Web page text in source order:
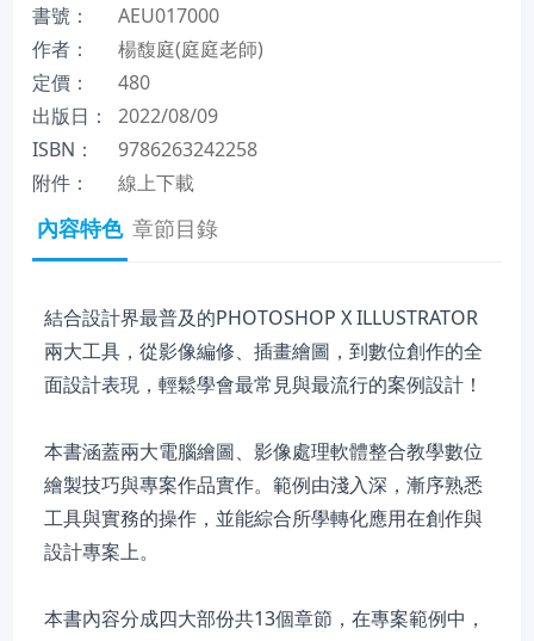
書號：
AEU017000
作者：
楊馥庭(庭庭老師)
定價：
480
出版日：
2022/08/09
ISBN：
9786263242258
附件：
線上下載
內容特色 章節目錄
結合設計界最普及的PHOTOSHOP X ILLUSTRATOR
兩大工具，從影像編修、插畫繪圖，到數位創作的全
面設計表現，輕鬆學會最常見與最流行的案例設計！
本書涵蓋兩大電腦繪圖、影像處理軟體整合教學數位
繪製技巧與專案作品實作。範例由淺入深，漸序熟悉
工具與實務的操作，並能綜合所學轉化應用在創作與
設計專案上。
本書內容分成四大部份共13個章節，在專案範例中，